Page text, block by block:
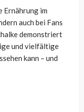
Ernährung im
auch bei Fans
demonstriert
und vielfältige
kann – und